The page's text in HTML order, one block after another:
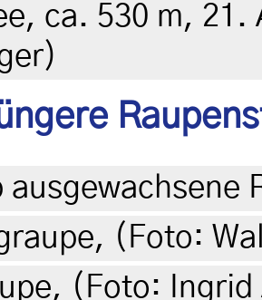
ca. 530 m,
ausgewachsene
(Foto:
(Foto: